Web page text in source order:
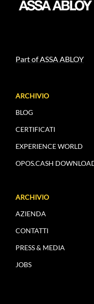
Part of ASSA ABLOY
ARCHIVIO
BLOG
CERTIFICATI
EXPERIENCE WORLD
OPOS.CASH
ARCHIVIO
AZIENDA
CONTATTI
PRESS & MEDIA
JOBS